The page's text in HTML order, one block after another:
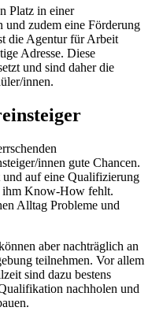
Platz in einer
und zudem eine Förderung
die Agentur für Arbeit
Adresse. Diese
und sind daher die
innen.
innen gute Chancen.
und auf eine Qualifizierung
ihm Know-How fehlt.
Alltag Probleme und
aber nachträglich an
teilnehmen. Vor allem
sind dazu bestens
nachholen und